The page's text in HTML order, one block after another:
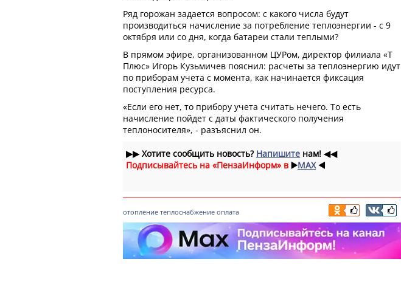
Ряд горожан задается вопросом: с какого числа будут
производиться начисление за потребление теплоэнергии - с 9
октября или со дня, когда батареи стали теплыми?
В прямом эфире, организованном ЦУРом, директор филиала «Т
Плюс» Игорь Кузьмичев пояснил: расчеты за теплоэнергию идут
по приборам учета с момента, как начинается фиксация
поступления ресурса.
«Если его нет, то прибору учета считать нечего. То есть
начисление пойдет с даты фактического получения
теплоносителя», - разъяснил он.
▶▶Хотите сообщить новость? Напишите нам! ◀◀
Подписывайтесь на «ПензаИнформ» в ▶️MAX ◀️
отопление теплоснабжение оплата